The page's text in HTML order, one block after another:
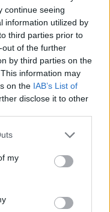
continue seeing
information utilized by
third parties prior to
of the further
by third parties on the
information may
on the IAB’s List of
disclose it to other
my
się Willy
gości
– plan
do
Wonki
- opracowanie